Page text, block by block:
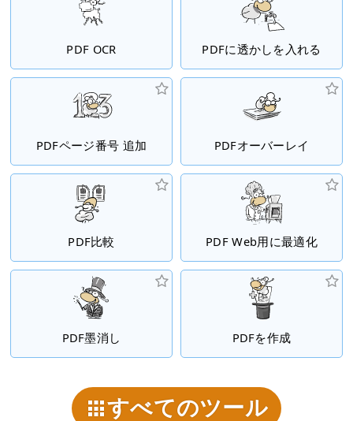
PDF OCR PDFに透かしを入れる
PDFページ番号 追加 PDFオーバーレイ
PDF比較 PDF Web用に最適化
PDF墨消し PDFを作成
すべてのツール